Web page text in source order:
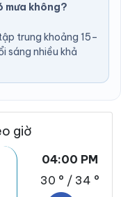
mưa không?
trung khoảng 15–
sáng nhiều khả
giờ
04:00 PM
30 ° / 34 °